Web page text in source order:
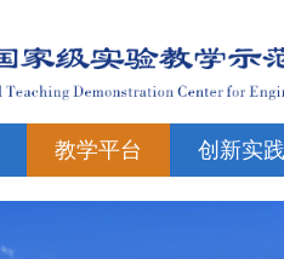
教学平台 创新实践